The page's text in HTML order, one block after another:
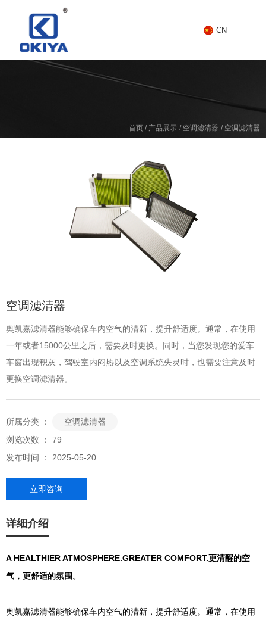
CN
首页 / 产品展示 / 空调滤清器 / 空调滤清器
空调滤清器
奥凯嘉滤清器能够确保车内空气的清新，提升舒适度。通常，在使用
一年或者15000公里之后，需要及时更换。同时，当您发现您的爱车
车窗出现积灰，驾驶室内闷热以及空调系统失灵时，也需要注意及时
更换空调滤清器。
所属分类 ：
空调滤清器
浏览次数 ： 79
发布时间 ： 2025-05-20
立即咨询
详细介绍
A HEALTHIER ATMOSPHERE.GREATER COMFORT.更清醒的空
气，更舒适的氛围。
奥凯嘉滤清器能够确保车内空气的清新，提升舒适度。通常，在使用